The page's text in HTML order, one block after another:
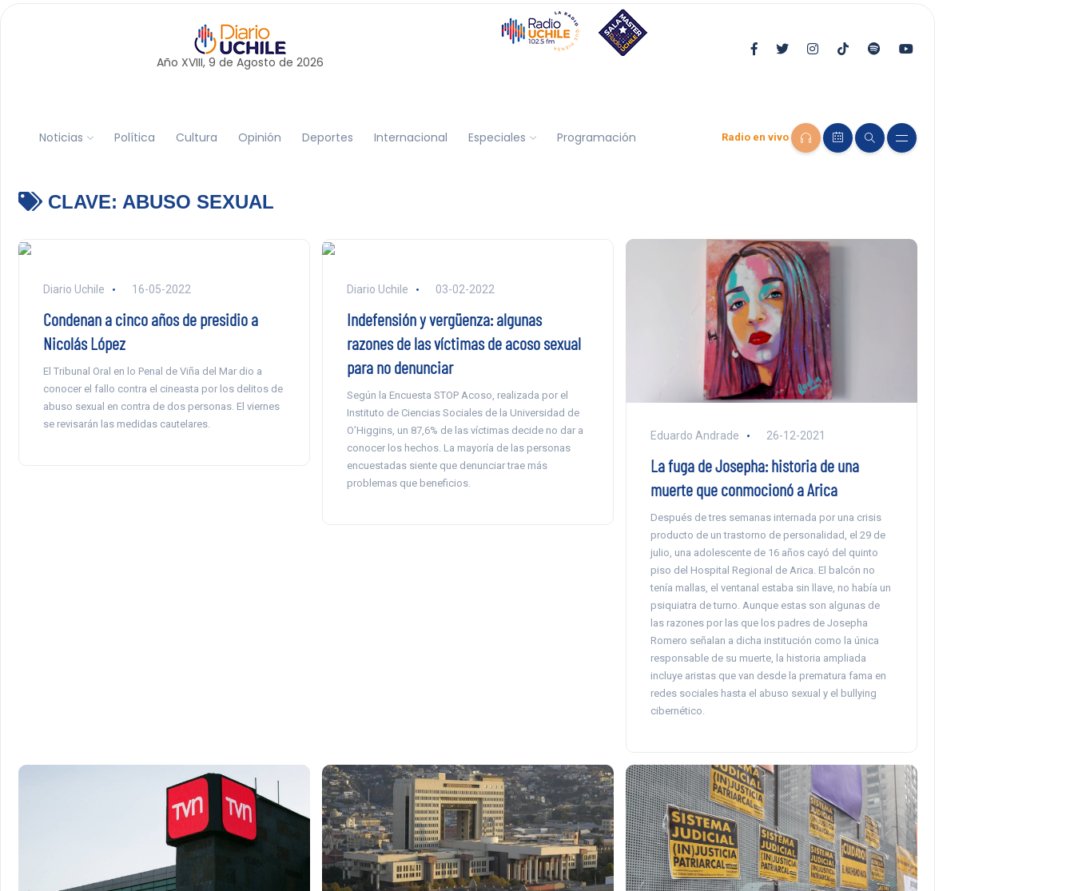
Año XVIII, 9 de Agosto de 2026
Noticias Política Cultura Opinión Deportes Internacional Especiales Programación Radio en vivo
CLAVE: ABUSO SEXUAL
Diario Uchile 16-05-2022
Condenan a cinco años de presidio a
Nicolás López
El Tribunal Oral en lo Penal de Viña del Mar dio a
conocer el fallo contra el cineasta por los delitos de
abuso sexual en contra de dos personas. El viernes
se revisarán las medidas cautelares.
Diario Uchile 03-02-2022
Indefensión y vergüenza: algunas
razones de las víctimas de acoso sexual
para no denunciar
Según la Encuesta STOP Acoso, realizada por el
Instituto de Ciencias Sociales de la Universidad de
O’Higgins, un 87,6% de las víctimas decide no dar a
conocer los hechos. La mayoría de las personas
encuestadas siente que denunciar trae más
problemas que beneficios.
Eduardo Andrade 26-12-2021
La fuga de Josepha: historia de una
muerte que conmocionó a Arica
Después de tres semanas internada por una crisis
producto de un trastorno de personalidad, el 29 de
julio, una adolescente de 16 años cayó del quinto
piso del Hospital Regional de Arica. El balcón no
tenía mallas, el ventanal estaba sin llave, no había un
psiquiatra de turno. Aunque estas son algunas de
las razones por las que los padres de Josepha
Romero señalan a dicha institución como la única
responsable de su muerte, la historia ampliada
incluye aristas que van desde la prematura fama en
redes sociales hasta el abuso sexual y el bullying
cibernético.